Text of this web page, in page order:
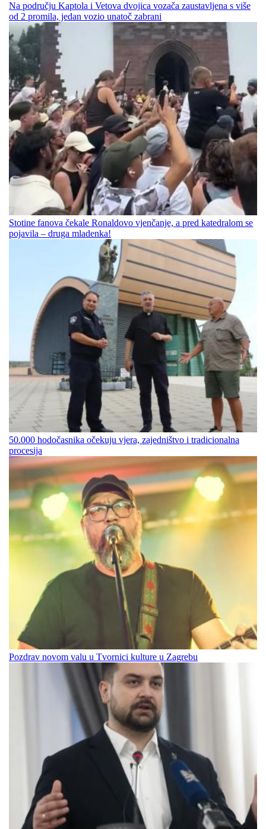
Na području Kaptola i Vetova dvojica vozača zaustavljena s više
od 2 promila, jedan vozio unatoč zabrani
Stotine fanova čekale Ronaldovo vjenčanje, a pred katedralom se
pojavila – druga mladenka!
50.000 hodočasnika očekuju vjera, zajedništvo i tradicionalna
procesija
Pozdrav novom valu u Tvornici kulture u Zagrebu